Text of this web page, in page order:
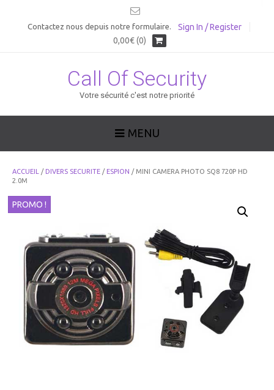
Contactez nous depuis notre formulaire.
Sign In / Register
0,00€ (0)
Call Of Security
Votre sécurité c'est notre priorité
MENU
ACCUEIL / DIVERS SECURITE / ESPION / MINI CAMERA PHOTO SQ8 720P HD
2.0M
PROMO !